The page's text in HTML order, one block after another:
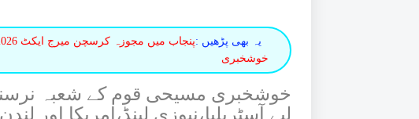
یہ بھی پڑھیں :
خوشخبری
خوشخبری مسیحی قوم کے شعبہ
لیے آسٹریلیا،نیوزی لینڈ،امریکا اور